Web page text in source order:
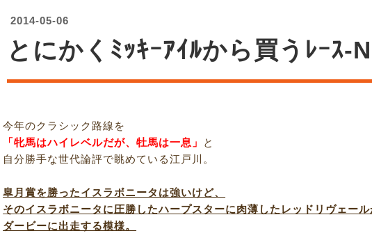
2014-05-06
とにかくﾐｯｷｰｱｲﾙから買うﾚｰｽ-
今年のクラシック路線を
「牝馬はハイレベルだが、牡馬は一息」
と
自分勝手な世代論評で眺めている江戸川。
皐月賞を勝ったイスラボニータは強いけど、
そのイスラボニータに圧勝したハープスターに肉薄したレッドリヴェール
ダービーに出走する模様。